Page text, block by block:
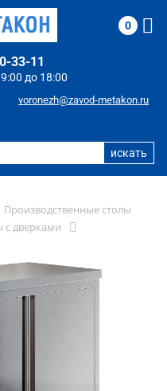
до 18:00
33-11
voronezh@zavod-metakon.ru
0
Производственные столы
с дверками